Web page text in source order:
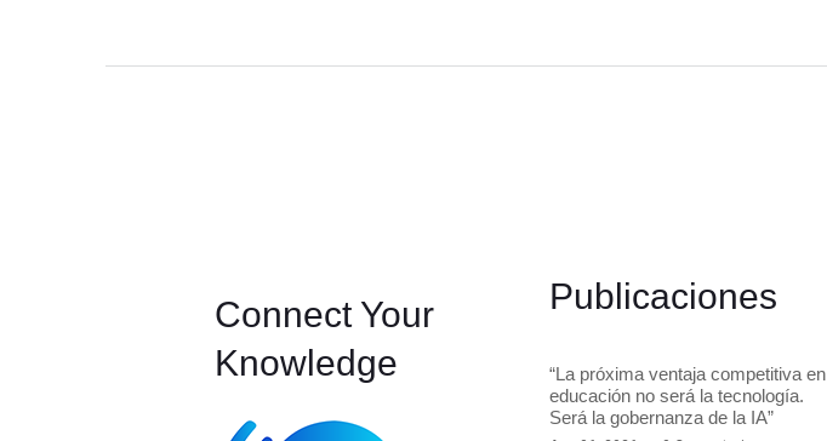
Connect Your
Knowledge
Publicaciones
“La próxima ventaja competitiva en
educación no será la tecnología.
Será la gobernanza de la IA”